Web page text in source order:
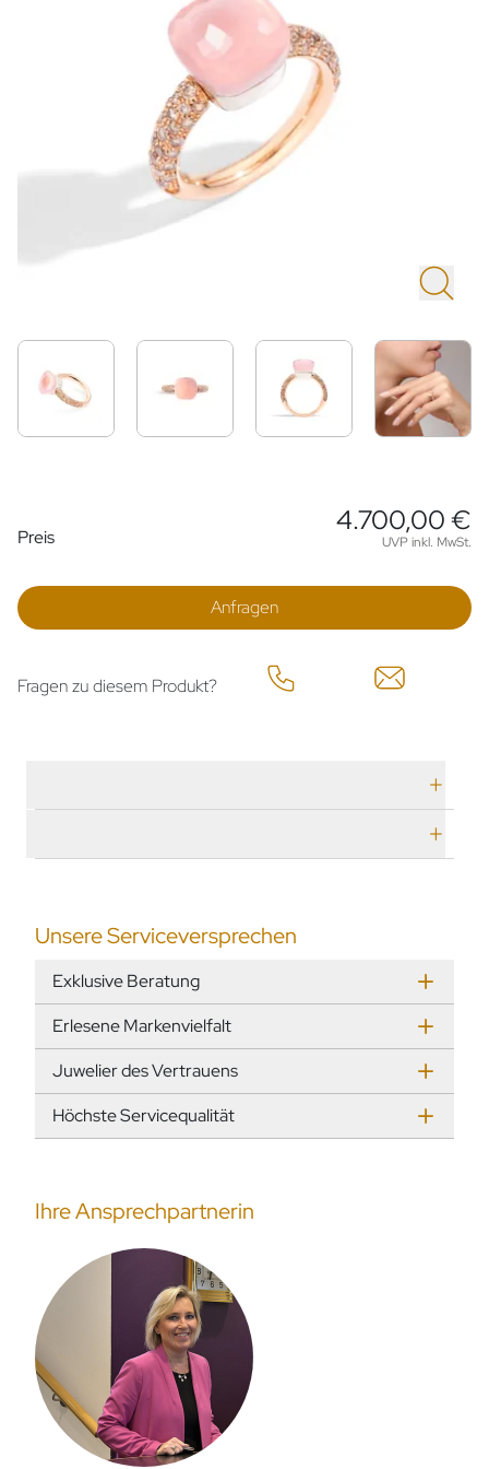
Preisinformationen
Preis
4.700,00 €
UVP inkl. MwSt.
Anfragen
Fragen zu diesem Produkt?
Ihre Ansprechpartnerin
Unsere Serviceversprechen
Exklusive Beratung
Erlesene Markenvielfalt
Juwelier des Vertrauens
Höchste Servicequalität